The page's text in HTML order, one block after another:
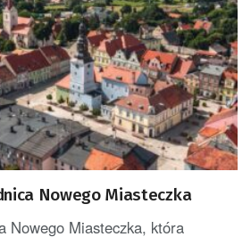
Nowego Miasteczka
Nowego Miasteczka, która